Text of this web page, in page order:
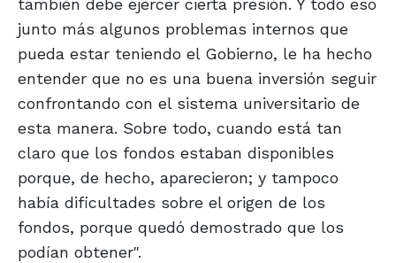
también debe ejercer cierta presión. Y todo eso
junto más algunos problemas internos que
pueda estar teniendo el Gobierno, le ha hecho
entender que no es una buena inversión seguir
confrontando con el sistema universitario de
esta manera. Sobre todo, cuando está tan
claro que los fondos estaban disponibles
porque, de hecho, aparecieron; y tampoco
había dificultades sobre el origen de los
fondos, porque quedó demostrado que los
podían obtener".